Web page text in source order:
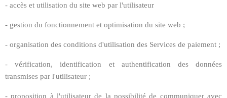
- accès et utilisation du site web par l'utilisateur
- gestion du fonctionnement et optimisation du site web ;
- organisation des conditions d'utilisation des Services de paiement ;
- vérification, identification et authentification des données
transmises par l'utilisateur ;
- proposition à l'utilisateur de la possibilité de communiquer avec